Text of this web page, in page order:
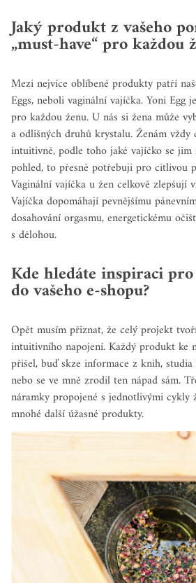
Jaký produkt z vašeho
„must-have“ pro každou
Mezi nejvíce oblíbené produkty patří
Eggs, neboli vaginální vajíčka. Yoni Egg
pro každou ženu. U nás si žena může
a odlišných druhů krystalu. Ženám
intuitivně, podle toho jaké vajíčko se
pohled, to přesně potřebuji pro citlivou
Vaginální vajíčka u žen celkově zlepšují
Vajíčka dopomáhají pevnějšímu
dosahování orgasmu, energetickému
s dělohou.
Kde hledáte inspiraci
do vašeho e-shopu?
Opět musím přiznat, že celý projekt
intuitivního napojení. Každý produkt ke
přišel, buď skze informace z knih,
nebo se ve mně zrodil ten nápad sám.
náramky propojené s jednotlivými cykly
mnohé další úžasné produkty.